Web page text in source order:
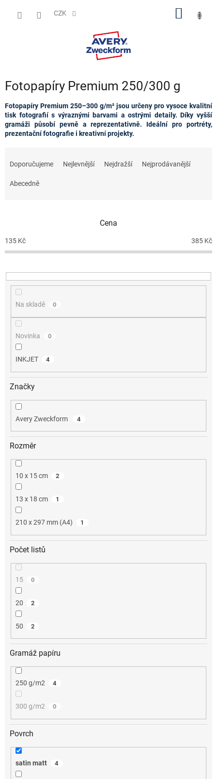
CZK
Fotopapíry Premium 250/300 g
Fotopapíry Premium 250–300 g/m² jsou určeny pro vysoce kvalitní
tisk fotografií s výraznými barvami a ostrými detaily. Díky vyšší
gramáži působí pevně a reprezentativně. Ideální pro portréty,
prezentační fotografie i kreativní projekty.
o
d
k
t
Doporučujeme Nejlevnější Nejdražší Nejprodávanější
Abecedně
Cena
135 Kč 385 Kč
Na skladě 0
Novinka 0
INKJET 4
Značky
Avery Zweckform 4
Rozměr
10 x 15 cm 2
13 x 18 cm 1
210 x 297 mm (A4) 1
Počet listů
15 0
20 2
50 2
Gramáž papíru
250 g/m2 4
300 g/m2 0
Povrch
satin matt 4